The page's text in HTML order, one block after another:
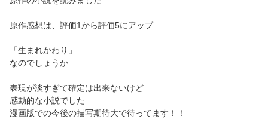
原作感想は、評価1から評価5にアップ
「生まれかわり」
なのでしょうか
表現が淡すぎて確定は出来ないけど
感動的な小説でした
漫画版での今後の描写期待大で待ってます！！